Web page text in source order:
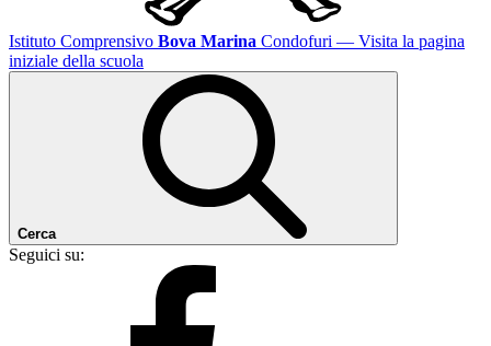
Istituto Comprensivo Bova Marina Condofuri — Visita la pagina
iniziale della scuola
Cerca
Seguici su: